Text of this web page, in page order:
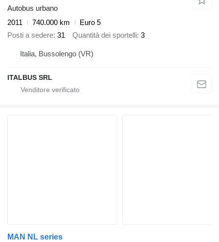
Autobus urbano
2011
740.000 km
Euro 5
Posti a sedere 31 Quantità dei sportelli 3
Italia, Bussolengo (VR)
ITALBUS SRL
MAN NL series